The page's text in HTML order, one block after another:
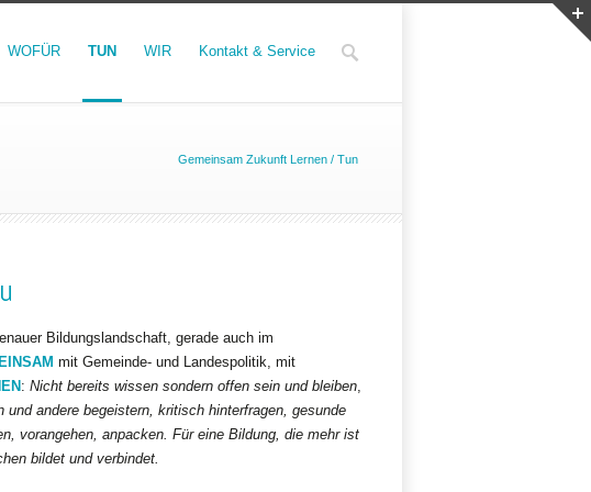
WOFÜR TUN WIR Kontakt & Service
Gemeinsam Zukunft Lernen / Tun
Bildungslandschaft, gerade auch im
mit Gemeinde- und Landespolitik, mit
: Nicht bereits wissen sondern offen sein und bleiben,
andere begeistern, kritisch hinterfragen, gesunde
vorangehen, anpacken. Für eine Bildung, die mehr ist
bildet und verbindet.